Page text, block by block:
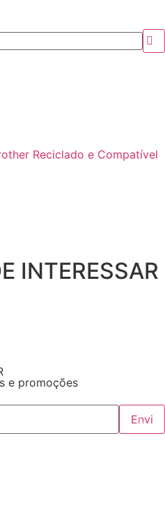
Reciclado e Compatível
INTERESSAR
e promoções